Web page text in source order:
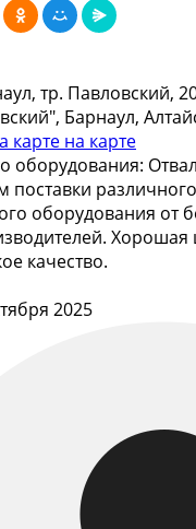
тр. Павловский,
Барнаул,
карте на карте
оборудования: Отвал
поставки
оборудования от
качество.
2025